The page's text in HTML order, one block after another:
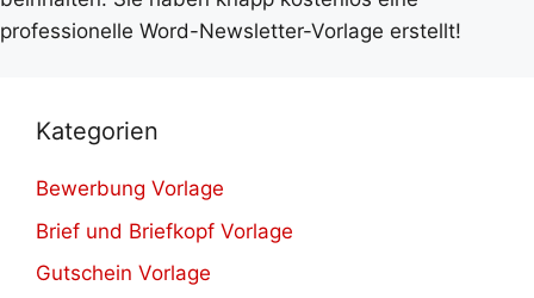
professionelle Word-Newsletter-Vorlage erstellt!
Kategorien
Bewerbung Vorlage
Brief und Briefkopf Vorlage
Gutschein Vorlage